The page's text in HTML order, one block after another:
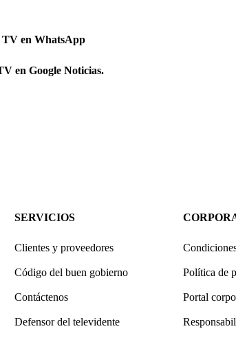
TV en WhatsApp
en Google Noticias.
SERVICIOS
Clientes y proveedores
Código del buen gobierno
Contáctenos
Defensor del televidente
Política de
Portal